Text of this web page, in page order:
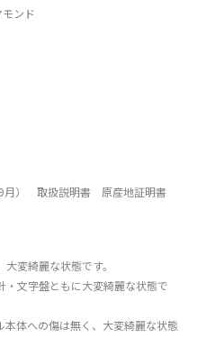
ンド
月） 取扱説明書 原産地証明書
変綺麗な状態です。
・文字盤ともに大変綺麗な状態で
本体への傷は無く、大変綺麗な状態